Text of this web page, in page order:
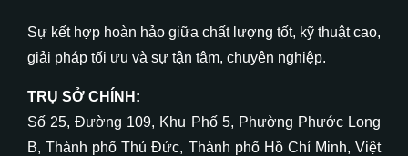
Sự kết hợp hoàn hảo giữa chất lượng tốt, kỹ thuật cao,
giải pháp tối ưu và sự tận tâm, chuyên nghiệp.
TRỤ SỞ CHÍNH:
Số 25, Đường 109, Khu Phố 5, Phường Phước Long
B, Thành phố Thủ Đức, Thành phố Hồ Chí Minh, Việt